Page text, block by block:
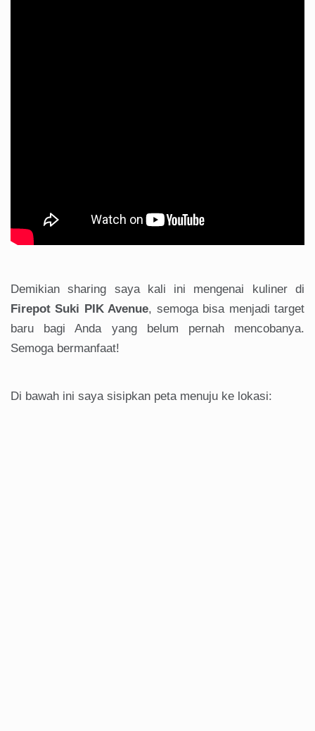
Demikian sharing saya kali ini mengenai kuliner di
Firepot Suki PIK Avenue, semoga bisa menjadi target
baru bagi Anda yang belum pernah mencobanya.
Semoga bermanfaat!
Di bawah ini saya sisipkan peta menuju ke lokasi: